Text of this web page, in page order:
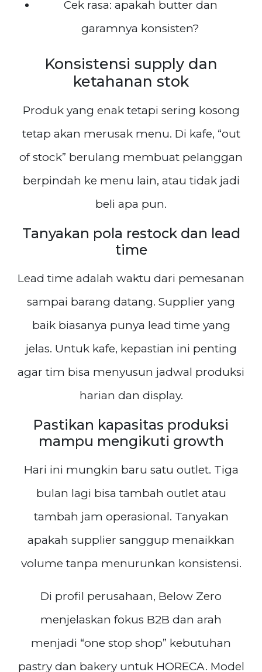
Cek rasa: apakah butter dan
garamnya konsisten?
Konsistensi supply dan
ketahanan stok
Produk yang enak tetapi sering kosong
tetap akan merusak menu. Di kafe, “out
of stock” berulang membuat pelanggan
berpindah ke menu lain, atau tidak jadi
beli apa pun.
Tanyakan pola restock dan lead
time
Lead time adalah waktu dari pemesanan
sampai barang datang. Supplier yang
baik biasanya punya lead time yang
jelas. Untuk kafe, kepastian ini penting
agar tim bisa menyusun jadwal produksi
harian dan display.
Pastikan kapasitas produksi
mampu mengikuti growth
Hari ini mungkin baru satu outlet. Tiga
bulan lagi bisa tambah outlet atau
tambah jam operasional. Tanyakan
apakah supplier sanggup menaikkan
volume tanpa menurunkan konsistensi.
Di profil perusahaan, Below Zero
menjelaskan fokus B2B dan arah
menjadi “one stop shop” kebutuhan
pastry dan bakery untuk HORECA. Model